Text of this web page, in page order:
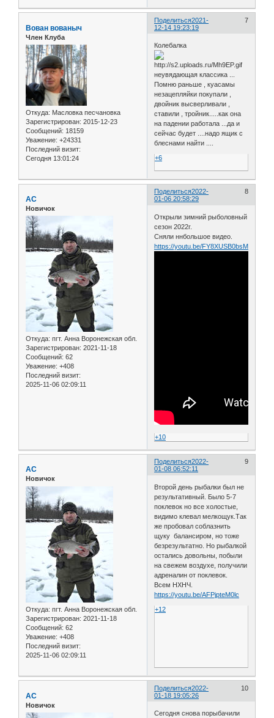
Поделиться 7
2021-
12-14 19:23:19
Вован вованыч
Член Клуба
Откуда: Масловка песчановка
Зарегистрирован: 2015-12-23
Сообщений: 18159
Уважение: +24331
Последний визит:
Сегодня 13:01:24
Колебалка
неувядающая классика ...
Помню раньше , куасамы
незацепляйки покупали ,
двойник высверливали ,
ставили , тройник.....как она
на падении работала ...да и
сейчас будет ....надо ящик с
блеснами найти ....
+6
Поделиться 8
2022-
01-06 20:58:29
АС
Новичок
Откуда: пгт. Анна Воронежская обл.
Зарегистрирован: 2021-11-18
Сообщений: 62
Уважение: +408
Последний визит:
2025-11-06 02:09:11
Открыли зимний рыболовный
сезон 2022г.
Сняли ннбольшое видео.
https://youtu.be/FY8XUSB0bsM
+10
Поделиться 9
2022-
01-08 06:52:11
АС
Новичок
Откуда: пгт. Анна Воронежская обл.
Зарегистрирован: 2021-11-18
Сообщений: 62
Уважение: +408
Последний визит:
2025-11-06 02:09:11
Второй день рыбалки был не
результативный. Было 5-7
поклевок но все холостые,
видимо клевал мелкощук.Так
же пробовал соблазнить
щуку балансиром, но тоже
безрезультатно. Но рыбалкой
остались довольны, побыли
на свежем воздухе, получили
адреналин от поклевок.
Всем НХНЧ.
https://youtu.be/AFPjpteM0lc
+12
Поделиться 10
2022-
01-18 19:05:26
АС
Новичок
Сегодня снова порыбачили